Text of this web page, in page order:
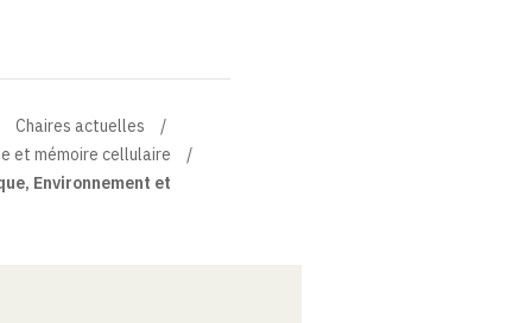
Chaires actuelles
et mémoire cellulaire
Environnement et